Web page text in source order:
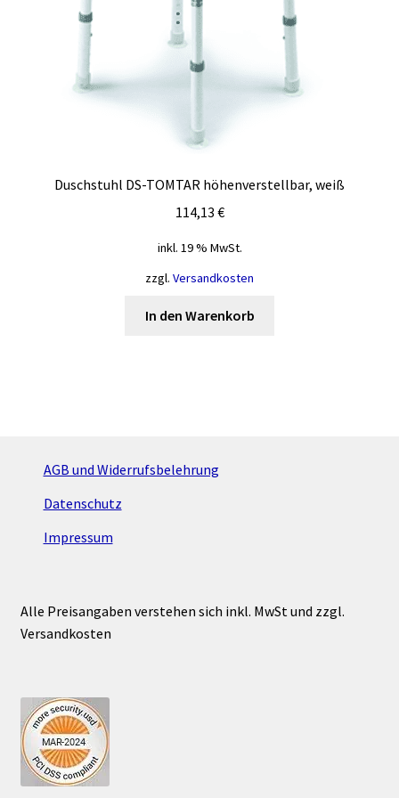
Duschstuhl DS-TOMTAR höhenverstellbar, weiß
114,13 €
inkl. 19 % MwSt.
zzgl. Versandkosten
In den Warenkorb
AGB und Widerrufsbelehrung
Datenschutz
Impressum
Alle Preisangaben verstehen sich inkl. MwSt und zzgl.
Versandkosten